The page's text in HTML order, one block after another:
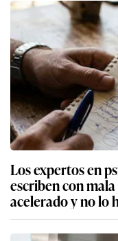
Los expertos en
escriben con
acelerado y no lo